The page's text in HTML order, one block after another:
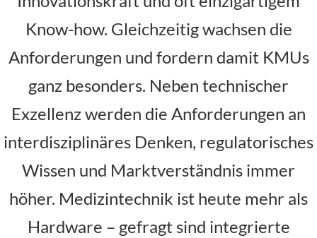
Know-how. Gleichzeitig wachsen die
Anforderungen und fordern damit KMUs
ganz besonders. Neben technischer
Exzellenz werden die Anforderungen an
interdisziplinäres Denken, regulatorisches
Wissen und Marktverständnis immer
höher. Medizintechnik ist heute mehr als
Hardware – gefragt sind integrierte